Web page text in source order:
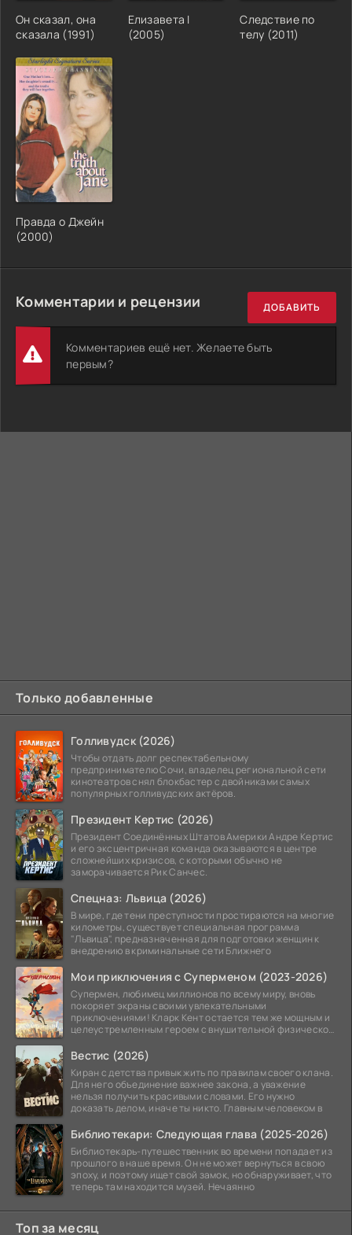
Он сказал, она
сказала (1991)
Елизавета I
(2005)
Следствие по
телу (2011)
Правда о Джейн
(2000)
Комментарии и рецензии ДОБАВИТЬ
Комментариев ещё нет. Желаете быть
первым?
Только добавленные
Голливудск (2026)
Чтобы отдать долг респектабельному
предпринимателю Сочи, владелец региональной сети
кинотеатров снял блокбастер с двойниками самых
популярных голливудских актёров.
Президент Кертис (2026)
Президент Соединённых Штатов Америки Андре Кертис
и его эксцентричная команда оказываются в центре
сложнейших кризисов, с которыми обычно не
заморачивается Рик Санчес.
Спецназ: Львица (2026)
В мире, где тени преступности простираются на многие
километры, существует специальная программа
"Львица", предназначенная для подготовки женщин к
внедрению в криминальные сети Ближнего
Мои приключения с Суперменом (2023-2026)
Супермен, любимец миллионов по всему миру, вновь
покоряет экраны своими увлекательными
приключениями! Кларк Кент остается тем же мощным и
целеустремленным героем с внушительной физической
Вестис (2026)
Киран с детства привык жить по правилам своего клана.
Для него объединение важнее закона, а уважение
нельзя получить красивыми словами. Его нужно
доказать делом, иначе ты никто. Главным человеком в
Библиотекари: Следующая глава (2025-2026)
Библиотекарь-путешественник во времени попадает из
прошлого в наше время. Он не может вернуться в свою
эпоху, и поэтому ищет свой замок, но обнаруживает, что
теперь там находится музей. Нечаянно
Топ за месяц